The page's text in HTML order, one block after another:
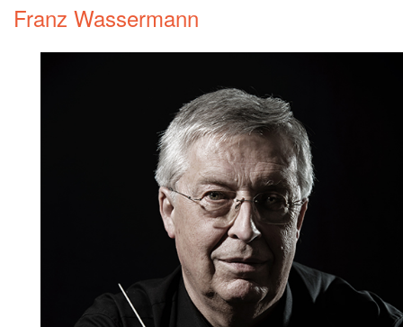
Franz Wassermann